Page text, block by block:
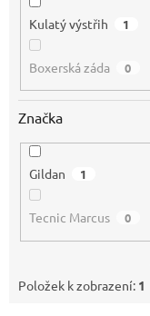
Kulatý výstřih 1
Boxerská záda 0
Značka
Gildan 1
Tecnic Marcus 0
Položek k zobrazení: 1